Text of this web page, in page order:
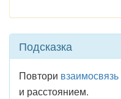
Подсказка
Повтори взаимосвязь
и расстоянием.